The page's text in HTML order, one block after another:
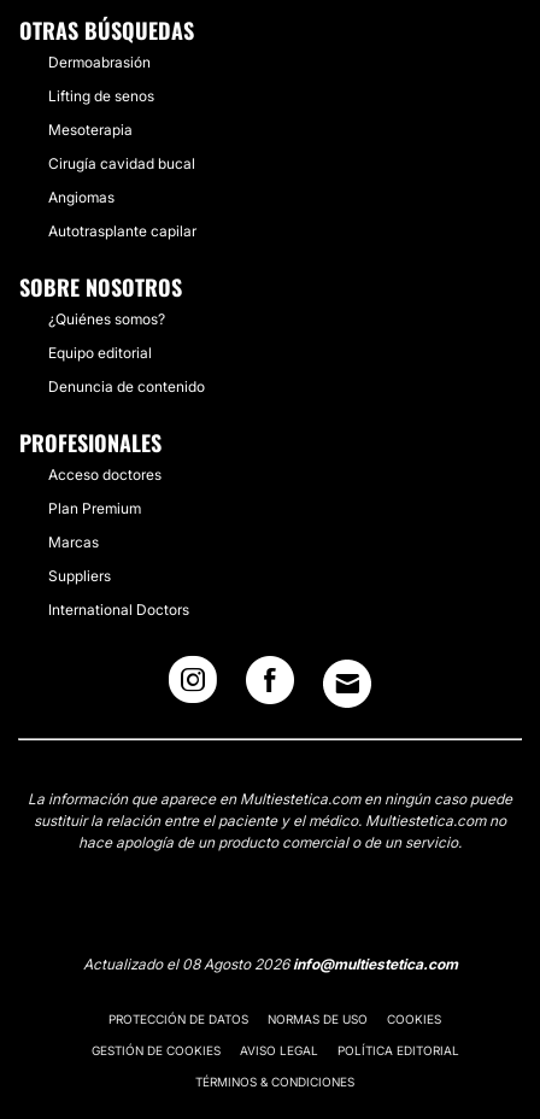
OTRAS BÚSQUEDAS
Dermoabrasión
Lifting de senos
Mesoterapia
Cirugía cavidad bucal
Angiomas
Autotrasplante capilar
SOBRE NOSOTROS
¿Quiénes somos?
Equipo editorial
Denuncia de contenido
PROFESIONALES
Acceso doctores
Plan Premium
Marcas
Suppliers
International Doctors
La información que aparece en Multiestetica.com en ningún caso puede
sustituir la relación entre el paciente y el médico. Multiestetica.com no
hace apología de un producto comercial o de un servicio.
Actualizado el 08 Agosto 2026info@multiestetica.com
PROTECCIÓN DE DATOS NORMAS DE USO COOKIES
GESTIÓN DE COOKIES AVISO LEGAL POLÍTICA EDITORIAL
TÉRMINOS & CONDICIONES